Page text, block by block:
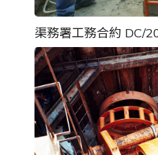
渠務署工務合約 DC/